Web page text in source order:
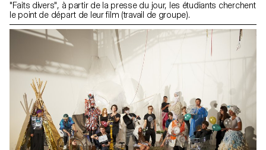
"Faits divers", à partir de la presse du jour, les étudiants cherchent
le point de départ de leur film (travail de groupe).